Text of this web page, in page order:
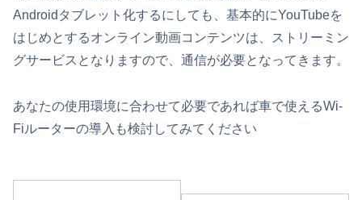
Androidタブレット化するにしても、基本的にYouTubeを
はじめとするオンライン動画コンテンツは、ストリーミン
グサービスとなりますので、通信が必要となってきます。
あなたの使用環境に合わせて必要であれば車で使えるWi-
Fiルーターの導入も検討してみてください